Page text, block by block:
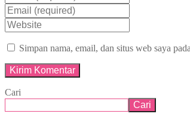
Simpan nama, email, dan situs web saya
Cari
Cari